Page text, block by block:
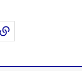
LinkedInpar email
Copier le lien